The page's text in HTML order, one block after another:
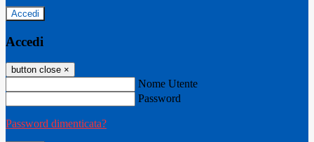
Accedi
Accedi
button close ×
Nome Utente
Password
Password dimenticata?